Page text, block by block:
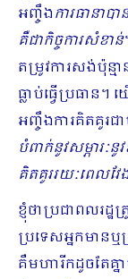
អញ្ចឹងការធានាប
គឺជាកិច្ចការសំខាន់
តម្រូវការសង់ប៉ុន្
ធ្លាប់ធ្វើប្រធាន
អញ្ចឹងការគិតគូរជ
បំពាក់នូវសម្ភារ
គិតគូររយៈពេលវែ
ខ្ញុំថាប្រជាពលរដ្
ប្រទេសអ្នកមានឬ
គឺមហារីកដូចតែគ្